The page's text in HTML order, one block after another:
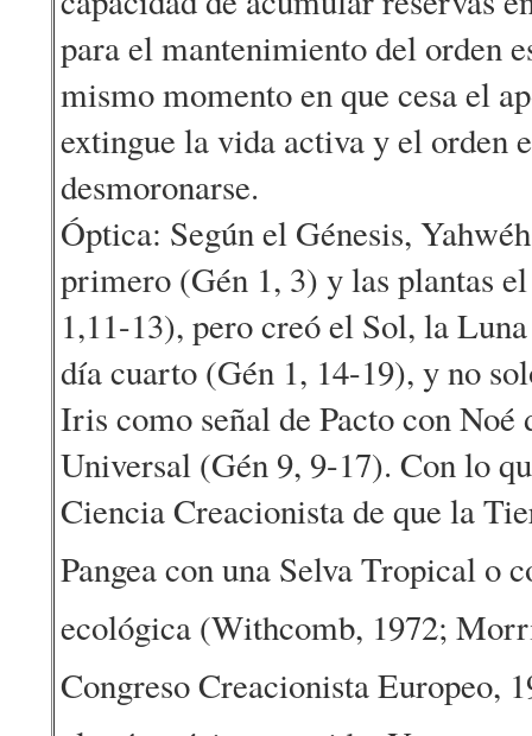
para el mantenimiento del orden
mismo momento en que cesa el
extingue la vida activa y el orden
desmoronarse.
Óptica: Según el Génesis,
primero (Gén 1, 3) y las plantas
1,11-13), pero creó el Sol, la
día cuarto (Gén 1, 14-19), y no
Iris como señal de Pacto con
Universal (Gén 9, 9-17). Con lo
Ciencia Creacionista de que la
Pangea con una Selva Tropical o
ecológica (Withcomb, 1972;
Congreso Creacionista Europeo,